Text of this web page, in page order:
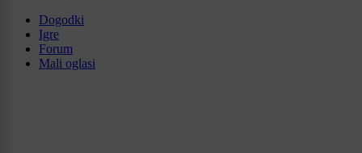
Dogodki
Igre
Forum
Mali oglasi